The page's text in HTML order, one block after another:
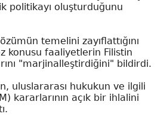
politikayı oluşturduğunu
temelini zayıflattığını
konusu faaliyetlerin Filistin
"marjinalleştirdiğini" bildirdi.
uluslararası hukukun ve ilgili
kararlarının açık bir ihlalini